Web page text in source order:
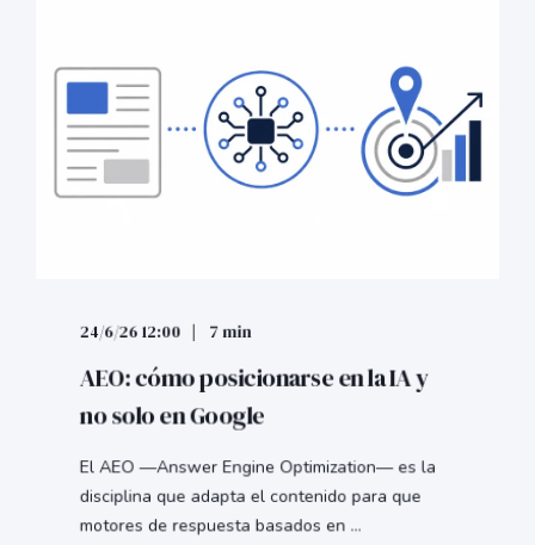
24/6/26 12:00 7 min
AEO: cómo posicionarse en la IA y
no solo en Google
El AEO —Answer Engine Optimization— es la
disciplina que adapta el contenido para que
motores de respuesta basados en ...